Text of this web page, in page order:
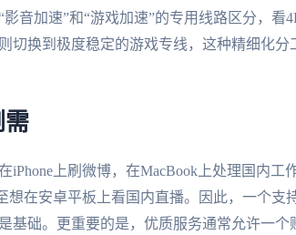
音加速”和“游戏加速”的专用线路区分，看
切换到极度稳定的游戏专线，这种精细化分
需
上刷微博，在MacBook上处理国内工
在安卓平板上看国内直播。因此，一个支持
基础。更重要的是，优质服务通常允许一